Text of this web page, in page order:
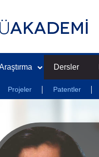
Projeler Patentler
Dersler